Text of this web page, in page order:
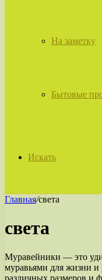
На заметку
Бытовые
Искать
Главная/света
света
Муравейники — это
муравьями для жизни
различных размеров и